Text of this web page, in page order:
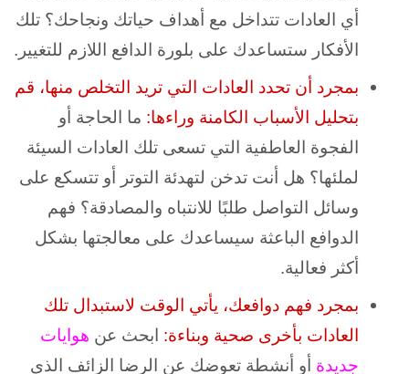
أي العادات تتداخل مع أهداف حياتك ونجاحك؟ تلك
الأفكار ستساعدك على بلورة الدافع اللازم للتغيير.
بمجرد أن تحدد العادات التي تريد التخلص منها، قم
بتحليل الأسباب الكامنة وراءها: ما الحاجة أو
الفجوة العاطفية التي تسعى تلك العادات السيئة
لملئها؟ هل أنت تدخن لتهدئة التوتر أو تتسكع على
وسائل التواصل طلبًا للانتباه والمصادقة؟ فهم
الدوافع الباعثة سيساعدك على معالجتها بشكل
أكثر فعالية.
بمجرد فهم دوافعك، يأتي الوقت لاستبدال تلك
العادات بأخرى صحية وبناءة: ابحث عن هوايات
جديدة أو أنشطة تعوضك عن الرضا الزائف الذي